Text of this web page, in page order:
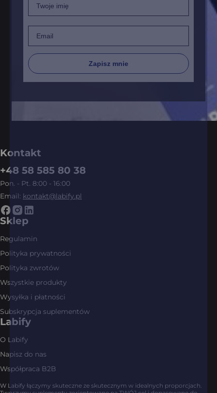
Zapisz mnie
Kontakt
+48 58 585 80 38
Pon. - Pt. 8:00 - 16:00
Email: kontakt@labify.pl
Sklep
Regulamin
Polityka prywatności
Polityka zwrotów
Wszystkie produkty
Wysyłka i płatności
Subskrypcja suplementów
Labify
O Labify
Napisz do nas
Współpraca B2B
W Labify łączymy skuteczne ze skutecznym w idealnych proporcjach.